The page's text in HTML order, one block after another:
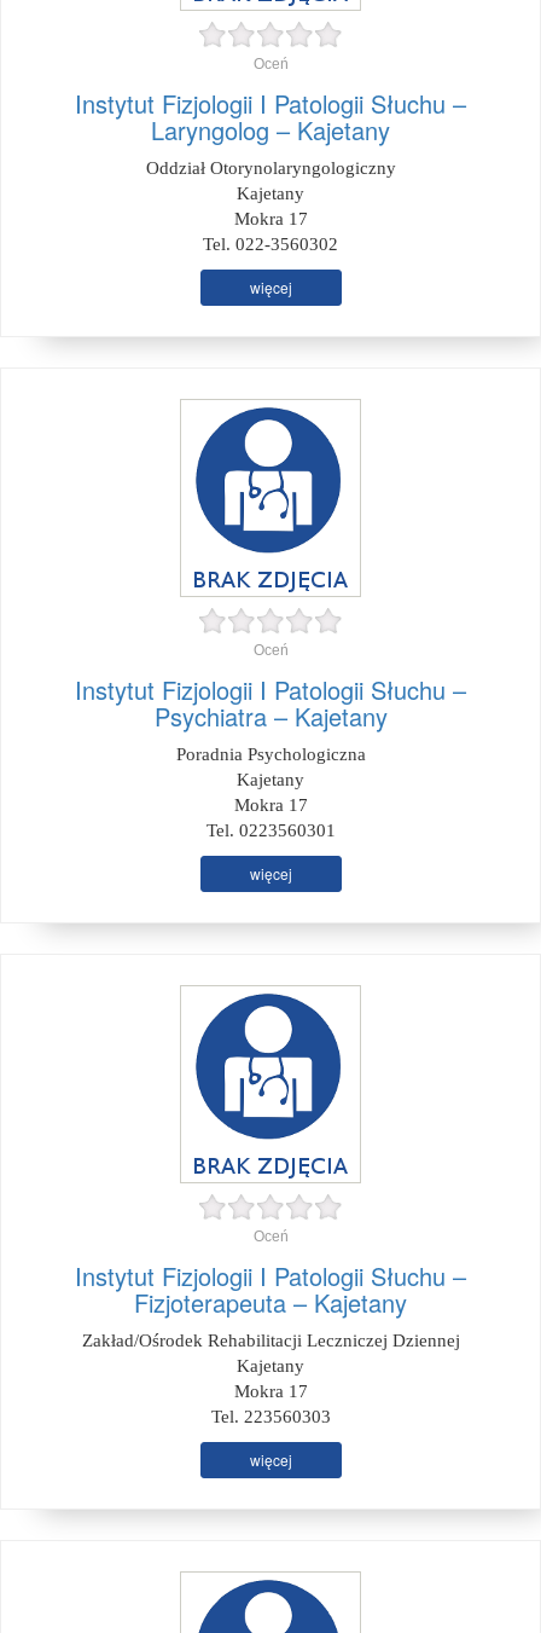
Oceń
Instytut Fizjologii I Patologii Słuchu –
Laryngolog – Kajetany
Oddział Otorynolaryngologiczny
Kajetany
Mokra 17
Tel. 022-3560302
więcej
Oceń
Instytut Fizjologii I Patologii Słuchu –
Psychiatra – Kajetany
Poradnia Psychologiczna
Kajetany
Mokra 17
Tel. 0223560301
więcej
Oceń
Instytut Fizjologii I Patologii Słuchu –
Fizjoterapeuta – Kajetany
Zakład/Ośrodek Rehabilitacji Leczniczej Dziennej
Kajetany
Mokra 17
Tel. 223560303
więcej